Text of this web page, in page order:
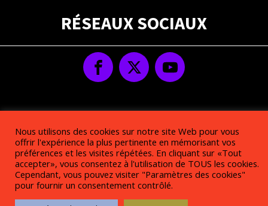
RÉSEAUX SOCIAUX
Nous utilisons des cookies sur notre site Web pour vous
offrir l'expérience la plus pertinente en mémorisant vos
préférences et les visites répétées. En cliquant sur «Tout
accepter», vous consentez à l'utilisation de TOUS les cookies.
Cependant, vous pouvez visiter "Paramètres des cookies"
pour fournir un consentement contrôlé.